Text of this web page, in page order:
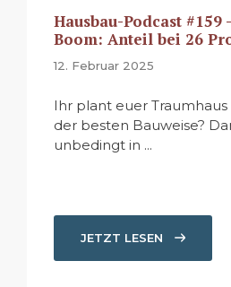
Hausbau-Podcast #159
Boom: Anteil bei 26
12. Februar 2025
Ihr plant euer
der besten Bauweise?
unbedingt in ...
JETZT LESEN